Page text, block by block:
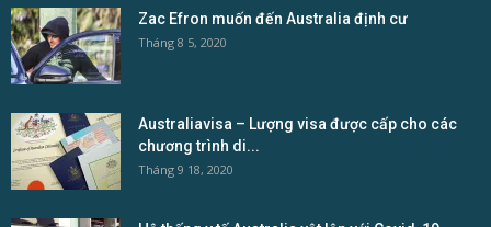
Zac Efron muốn đến Australia định cư
Tháng 8 5, 2020
Australiavisa – Lượng visa được cấp cho các
chương trình di...
Tháng 9 18, 2020